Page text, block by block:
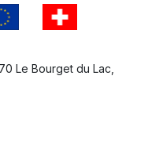
Le Bourget du Lac,